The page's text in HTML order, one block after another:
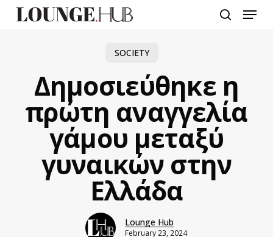
Menu
SOCIETY
Δημοσιεύθηκε η
πρώτη αναγγελία
γάμου μεταξύ
γυναικών στην
Ελλάδα
Lounge Hub
February 23, 2024